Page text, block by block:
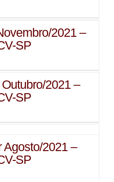
2021 –
SP
2021 –
SP
Agosto/2021 –
SP